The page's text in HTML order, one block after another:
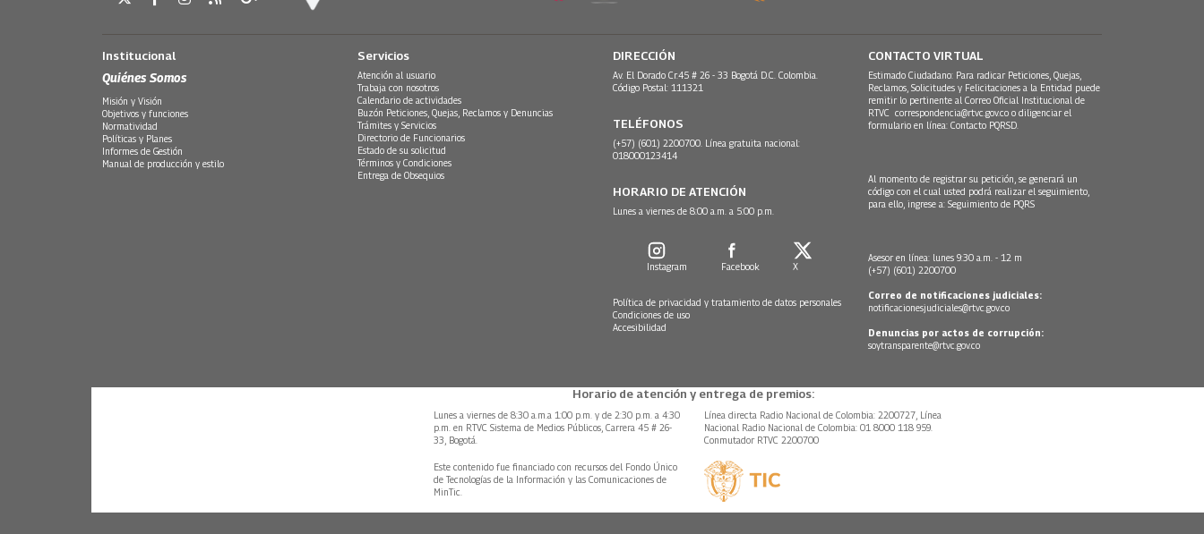
Institucional
Quiénes Somos
Misión y Visión
Objetivos y funciones
Normatividad
Políticas y Planes
Informes de Gestión
Manual de producción y estilo
Servicios
Atención al usuario
Trabaja con nosotros
Calendario de actividades
Buzón Peticiones, Quejas, Reclamos y Denuncias
Trámites y Servicios
Directorio de Funcionarios
Estado de su solicitud
Términos y Condiciones
Entrega de Obsequios
DIRECCIÓN
Av. El Dorado Cr.45 # 26 - 33 Bogotá D.C. Colombia.
Código Postal: 111321
TELÉFONOS
(+57) (601) 2200700. Línea gratuita nacional:
018000123414
HORARIO DE ATENCIÓN
Lunes a viernes de 8:00 a.m. a 5:00 p.m.
Instagram Facebook X
Política de privacidad y tratamiento de datos personales
Condiciones de uso
Accesibilidad
CONTACTO VIRTUAL
Estimado Ciudadano: Para radicar Peticiones, Quejas,
Reclamos, Solicitudes y Felicitaciones a la Entidad puede
remitir lo pertinente al Correo Oficial Institucional de
RTVC correspondencia@rtvc.gov.co o diligenciar el
formulario en línea: Contacto PQRSD.
Al momento de registrar su petición, se generará un
código con el cual usted podrá realizar el seguimiento,
para ello, ingrese a: Seguimiento de PQRS
Asesor en línea: lunes 9:30 a.m. - 12 m
(+57) (601) 2200700
Correo de notificaciones judiciales:
notificacionesjudiciales@rtvc.gov.co
Denuncias por actos de corrupción:
soytransparente@rtvc.gov.co
Horario de atención y entrega de premios:
Lunes a viernes de 8:30 a.m.a 1:00 p.m. y de 2:30 p.m. a 4:30
p.m. en RTVC Sistema de Medios Públicos, Carrera 45 # 26-
33, Bogotá.
Línea directa Radio Nacional de Colombia: 2200727, Línea
Nacional Radio Nacional de Colombia: 01 8000 118 959.
Conmutador RTVC 2200700
Este contenido fue financiado con recursos del Fondo Único
de Tecnologías de la Información y las Comunicaciones de
MinTic.